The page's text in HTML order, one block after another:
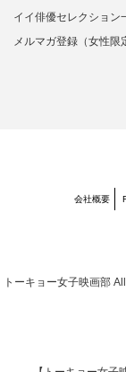
イイ俳優セレクション
メルマガ登録（女性限
会社概要
トーキョー女子映画部